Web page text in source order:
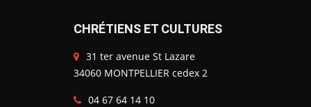
CHRÉTIENS ET CULTURES
31 ter avenue St Lazare
34060 MONTPELLIER cedex 2
04 67 64 14 10